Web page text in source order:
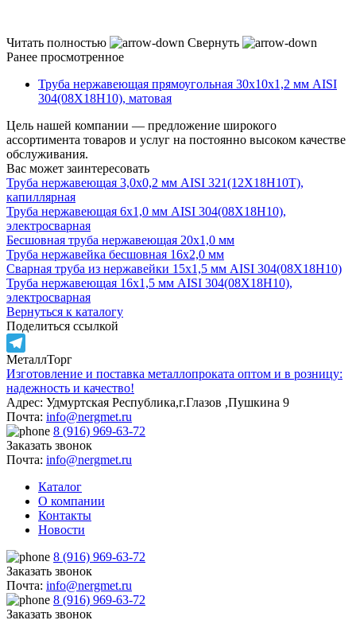
Читать полностью
Свернуть
Ранее просмотренное
Труба нержавеющая прямоугольная 30х10х1,2 мм AISI
304(08Х18Н10), матовая
Цель нашей компании — предложение широкого
ассортимента товаров и услуг на постоянно высоком качестве
обслуживания.
Вас может заинтересовать
Труба нержавеющая 3,0х0,2 мм AISI 321(12Х18Н10Т),
капиллярная
Труба нержавеющая 6х1,0 мм AISI 304(08Х18Н10),
электросварная
Бесшовная труба нержавеющая 20х1,0 мм
Труба нержавейка бесшовная 16х2,0 мм
Сварная труба из нержавейки 15х1,5 мм AISI 304(08Х18Н10)
Труба нержавеющая 16х1,5 мм AISI 304(08Х18Н10),
электросварная
Вернуться к каталогу
Поделиться ссылкой
Telegram
МеталлТорг
Изготовление и поставка металлопроката оптом и в розницу:
надежность и качество!
Адрес: Удмуртская Республика,г.Глазов ,Пушкина 9
Почта: info@nergmet.ru
8 (916) 969-63-72
Заказать звонок
Почта: info@nergmet.ru
Каталог
О компании
Контакты
Новости
8 (916) 969-63-72
Заказать звонок
Почта: info@nergmet.ru
8 (916) 969-63-72
Заказать звонок